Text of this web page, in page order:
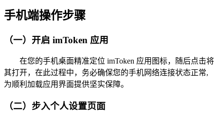
手机端操作步骤
（一）开启 imToken 应用
在您的手机桌面精准定位 imToken 应用图标，随后点击将
其打开，在此过程中，务必确保您的手机网络连接状态正常,
为顺利加载应用界面提供坚实保障。
（二）步入个人设置页面